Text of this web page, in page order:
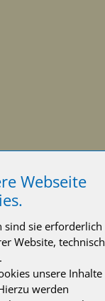
Webseite
sind sie erforderlich
Website, technisch
unsere Inhalte
werden